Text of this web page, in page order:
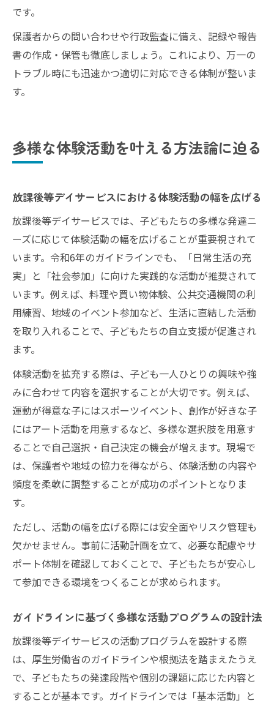
です。
保護者からの問い合わせや行政監査に備え、記録や報告
書の作成・保管も徹底しましょう。これにより、万一の
トラブル時にも迅速かつ適切に対応できる体制が整いま
す。
多様な体験活動を叶える方法論に迫る
放課後等デイサービスにおける体験活動の幅を広げる
放課後等デイサービスでは、子どもたちの多様な発達ニ
ーズに応じて体験活動の幅を広げることが重要視されて
います。令和6年のガイドラインでも、「日常生活の充
実」と「社会参加」に向けた実践的な活動が推奨されて
います。例えば、料理や買い物体験、公共交通機関の利
用練習、地域のイベント参加など、生活に直結した活動
を取り入れることで、子どもたちの自立支援が促進され
ます。
体験活動を拡充する際は、子ども一人ひとりの興味や強
みに合わせて内容を選択することが大切です。例えば、
運動が得意な子にはスポーツイベント、創作が好きな子
にはアート活動を用意するなど、多様な選択肢を用意す
ることで自己選択・自己決定の機会が増えます。現場で
は、保護者や地域の協力を得ながら、体験活動の内容や
頻度を柔軟に調整することが成功のポイントとなりま
す。
ただし、活動の幅を広げる際には安全面やリスク管理も
欠かせません。事前に活動計画を立て、必要な配慮やサ
ポート体制を確認しておくことで、子どもたちが安心し
て参加できる環境をつくることが求められます。
ガイドラインに基づく多様な活動プログラムの設計法
放課後等デイサービスの活動プログラムを設計する際
は、厚生労働省のガイドラインや根拠法を踏まえたうえ
で、子どもたちの発達段階や個別の課題に応じた内容と
することが基本です。ガイドラインでは「基本活動」と